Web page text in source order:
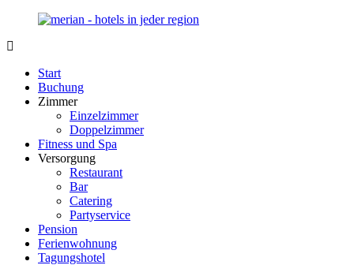
Zurück
Inhalt
Hotel.de
Portal
Hotels,
Unterkunft
Reisen
Deutschland
Start
Buchung
Zimmer
Einzelzimmer
Doppelzimmer
Fitness und Spa
Versorgung
Restaurant
Bar
Catering
Partyservice
Pension
Ferienwohnung
Tagungshotel